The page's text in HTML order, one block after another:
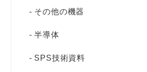
その他の機器
半導体
SPS技術資料